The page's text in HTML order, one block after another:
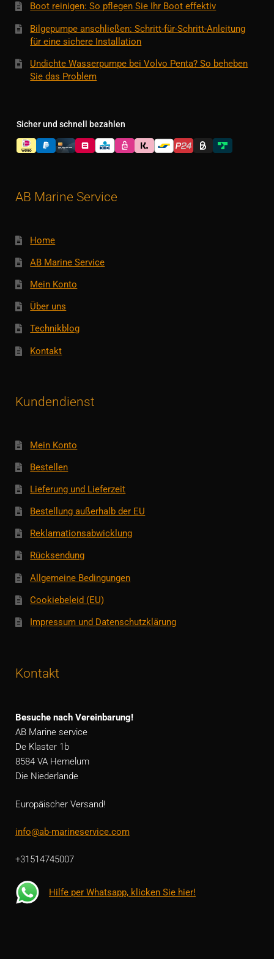
Boot reinigen: So pflegen Sie Ihr Boot effektiv
Bilgepumpe anschließen: Schritt-für-Schritt-Anleitung
für eine sichere Installation
Undichte Wasserpumpe bei Volvo Penta? So beheben
Sie das Problem
Sicher und schnell bezahlen
AB Marine Service
Home
AB Marine Service
Mein Konto
Über uns
Technikblog
Kontakt
Kundendienst
Mein Konto
Bestellen
Lieferung und Lieferzeit
Bestellung außerhalb der EU
Reklamationsabwicklung
Rücksendung
Allgemeine Bedingungen
Cookiebeleid (EU)
Impressum und Datenschutzklärung
Kontakt
Besuche nach Vereinbarung!
AB Marine service
De Klaster 1b
8584 VA Hemelum
Die Niederlande
Europäischer Versand!
info@ab-marineservice.com
+31514745007
Hilfe per Whatsapp, klicken Sie hier!